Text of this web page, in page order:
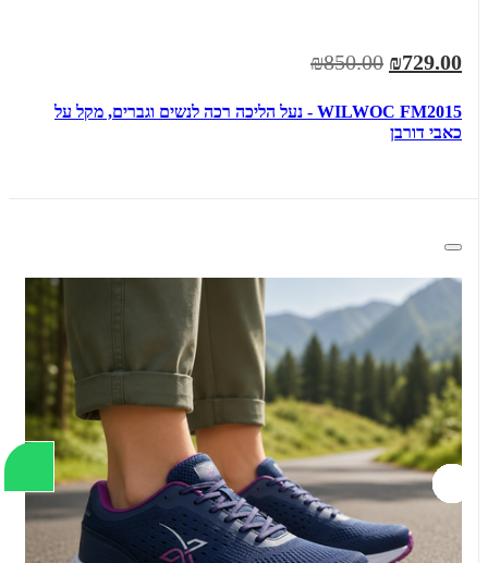
₪729.00
₪850.00
WILWOC FM2015 - נעל הליכה רכה לנשים וגברים, מקל על
כאבי דורבן